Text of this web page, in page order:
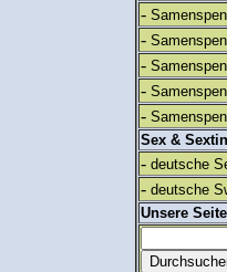
-
-
-
-
-
Sex &
- deutsche
- deutsche
Unsere